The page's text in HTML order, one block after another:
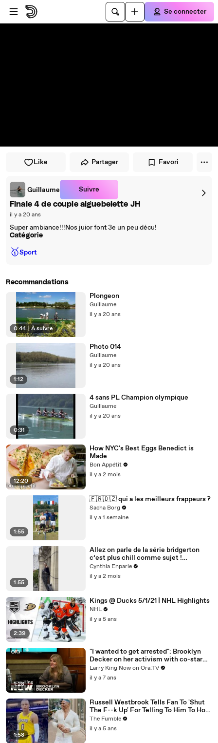
Passer au player
Passer au contenu principal
Se connecter
Like Partager Favori
Guillaume Suivre
Finale 4 de couple aiguebelette JH
il y a 20 ans
Super ambiance!!!Nos juior font 3e un peu décu!
Catégorie
🥇Sport
Recommandations
0:44 | À suivre
Plongeon
Guillaume
il y a 20 ans
1:12
Photo 014
Guillaume
il y a 20 ans
0:31
4 sans PL Champion olympique
Guillaume
il y a 20 ans
12:20
How NYC's Best Eggs Benedict is
Made
Bon Appétit
il y a 2 mois
1:55
🇫🇷🇩🇿 qui a les meilleurs frappeurs ?
Sacha Borg
il y a 1 semaine
1:55
Allez on parle de la série bridgerton
c’est plus chill comme sujet !
#histoire
Cynthia Enparle
il y a 2 mois
2:39
Kings @ Ducks 5/1/21 | NHL Highlights
NHL
il y a 5 ans
1:28
"I wanted to get arrested": Brooklyn
Decker on her activism with co-star
Jane Fonda
Larry King Now on Ora.TV
il y a 7 ans
1:58
Russell Westbrook Tells Fan To 'Shut
The F--k Up' For Telling To Him To How
To Play Better
The Fumble
il y a 5 ans